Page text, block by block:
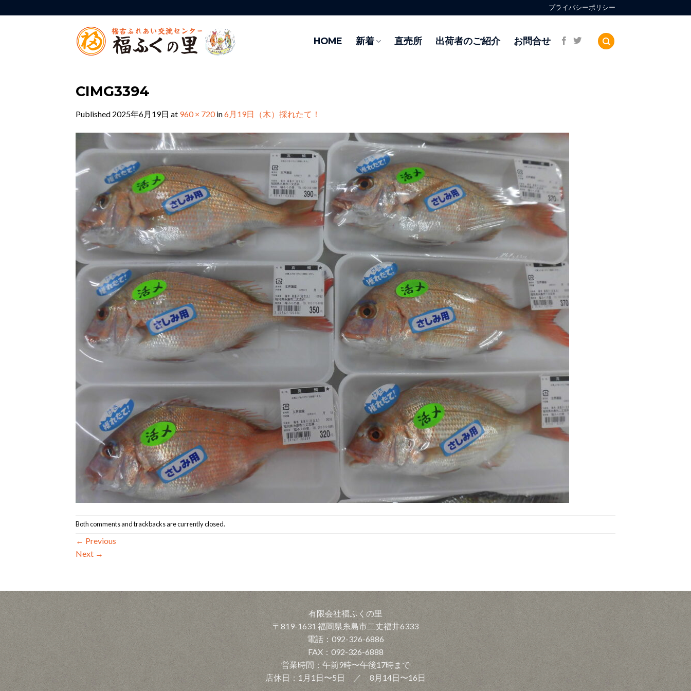
to
プライバシーポリシー
HOME 新着 直売所 出荷者のご紹介 お問合せ
CIMG3394
Published 2025年6月19日 at 960 × 720in6月19日（木）採れたて！
Both comments and trackbacks are currently closed.
← Previous
Next →
有限会社福ふくの里
〒819-1631 福岡県糸島市二丈福井6333
電話：092-326-6886
FAX：092-326-6888
営業時間：午前9時〜午後17時まで
店休日：1月1日〜5日 ／ 8月14日〜16日